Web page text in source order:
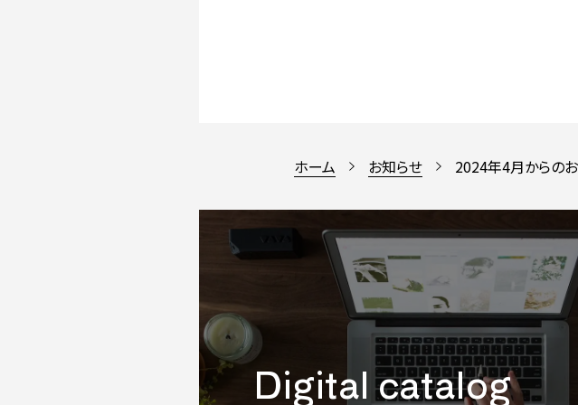
ホーム お知らせ 2024年4月からの
Digital catalog